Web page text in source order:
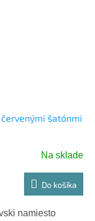
šatónmi
Na sklade
Do košíka
namiesto